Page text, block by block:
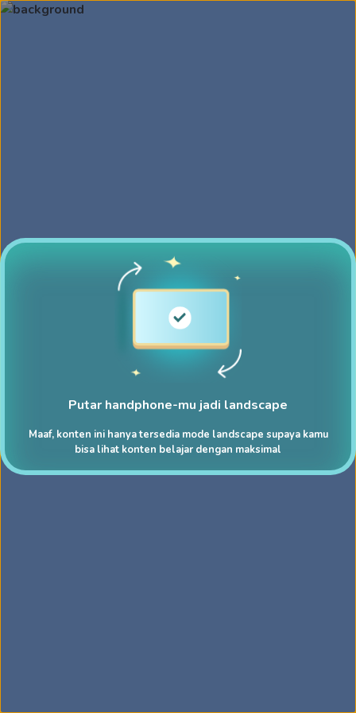
Putar handphone-mu jadi landscape
Maaf, konten ini hanya tersedia mode landscape supaya kamu
bisa lihat konten belajar dengan maksimal